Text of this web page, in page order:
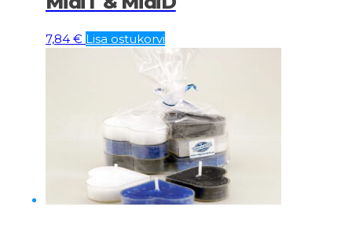
7,84 € Lisa ostukorvi